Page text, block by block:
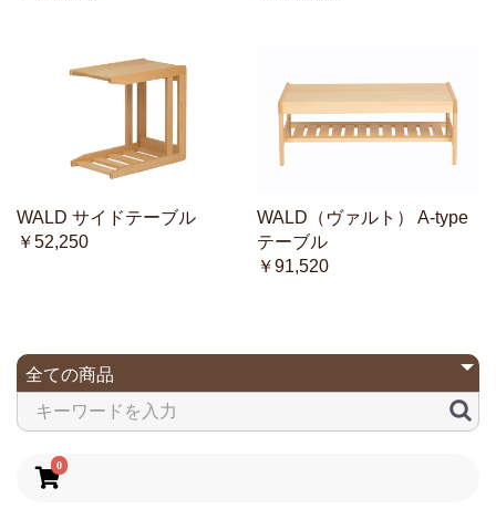
0
WALD サイドテーブル
￥52,250
WALD（ヴァルト） A-type
テーブル
￥91,520